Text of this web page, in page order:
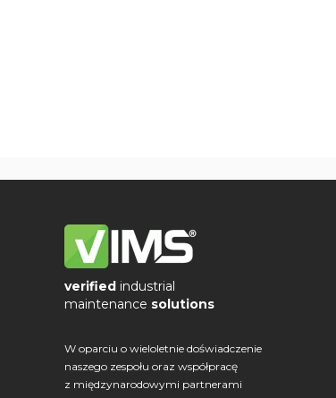
verified industrial
maintenance solutions
W oparciu o wieloletnie doświadczenie
naszego zespołu oraz współpracę
z międzynarodowymi partnerami